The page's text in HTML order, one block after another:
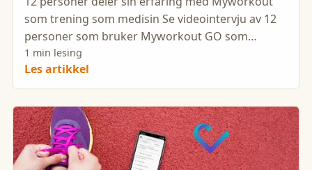
som trening som medisin Se videointervju av 12
personer som bruker Myworkout GO som
trening som medisin ved
1 min lesing
Les artikkel